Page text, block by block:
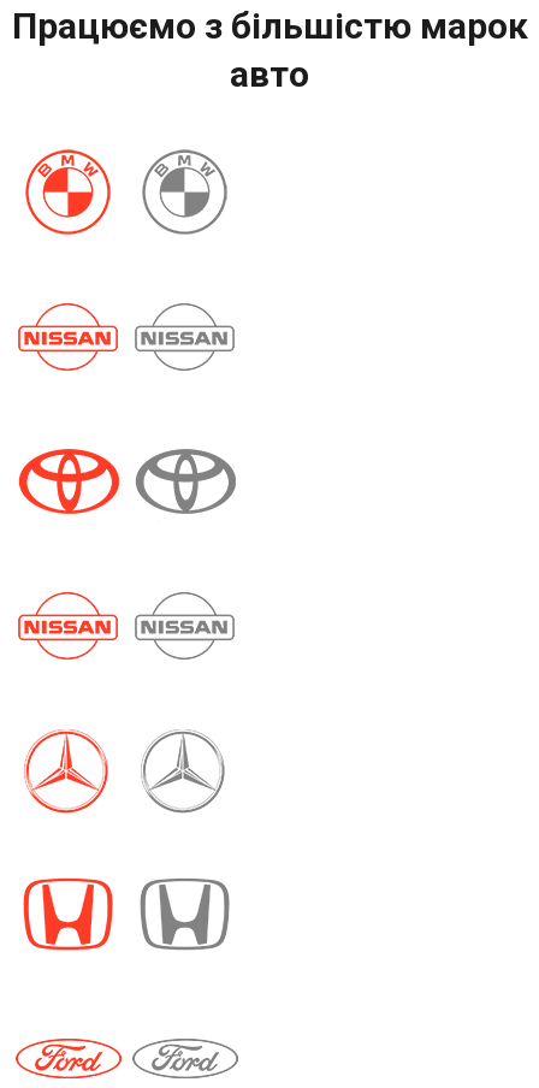
Працюємо з більшістю марок
авто